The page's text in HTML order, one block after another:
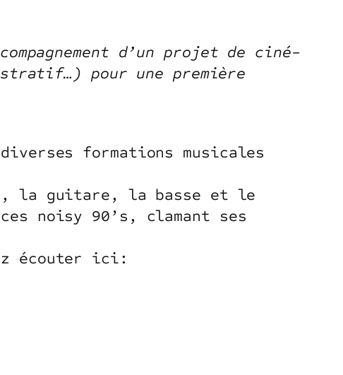
d’un projet de ciné-
pour une première
formations musicales
la guitare, la basse et le
noisy 90’s, clamant ses
écouter ici: